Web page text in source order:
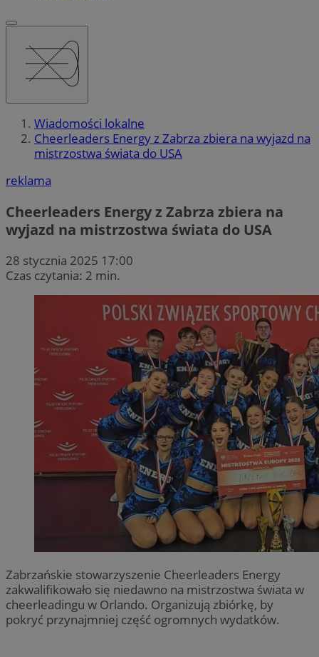
Wiadomości lokalne
Cheerleaders Energy z Zabrza zbiera na wyjazd na
mistrzostwa świata do USA
reklama
Cheerleaders Energy z Zabrza zbiera na
wyjazd na mistrzostwa świata do USA
28 stycznia 2025 17:00
Czas czytania: 2 min.
Zabrzańskie stowarzyszenie Cheerleaders Energy
zakwalifikowało się niedawno na mistrzostwa świata w
cheerleadingu w Orlando. Organizują zbiórkę, by
pokryć przynajmniej część ogromnych wydatków.